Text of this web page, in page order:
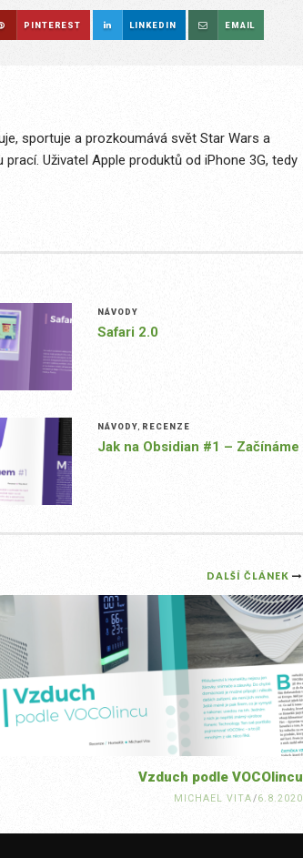
PINTEREST LINKEDIN EMAIL
sportuje a prozkoumává svět Star Wars a
Uživatel Apple produktů od iPhone 3G, tedy
NÁVODY
Safari 2.0
NÁVODY RECENZE
Jak na Obsidian #1 – Začínáme
DALŠÍ ČLÁNEK
Vzduch podle VOCOlincu
MICHAEL VITA/6.8.2020